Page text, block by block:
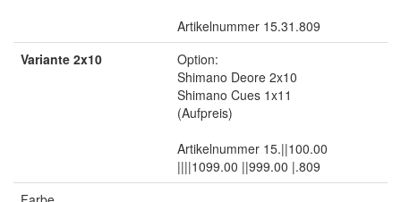
Artikelnummer 15.31.809
Variante 2x10
Option:
Shimano Deore 2x10
Shimano Cues 1x11
(Aufpreis)
Artikelnummer 15.||100.00
||||1099.00 ||999.00 |.809